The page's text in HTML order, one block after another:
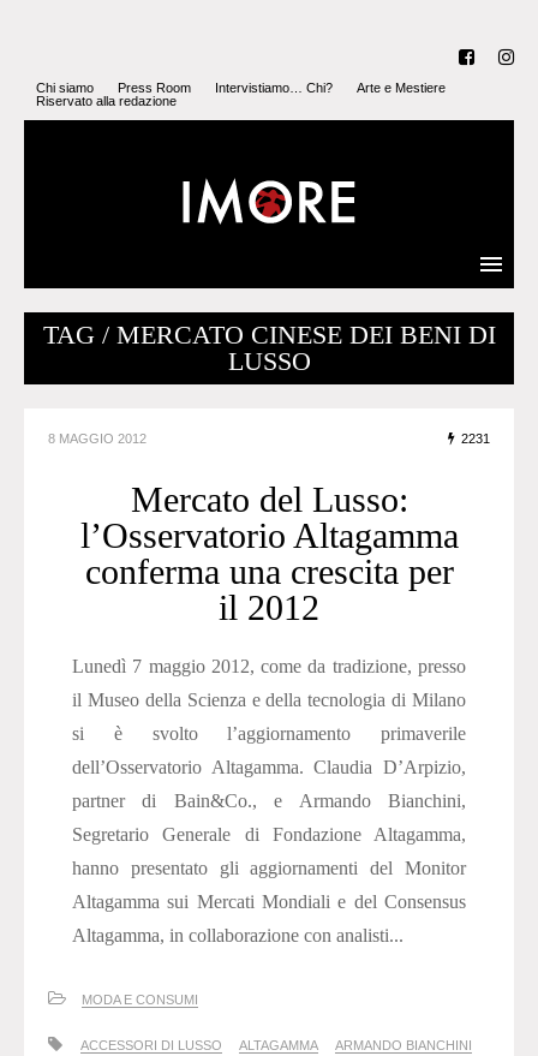
Chi siamo Press Room Intervistiamo… Chi?
Arte e Mestiere
Riservato alla redazione
TAG / MERCATO CINESE DEI BENI DI
LUSSO
8 MAGGIO 2012 2231
Mercato del Lusso:
l’Osservatorio Altagamma
conferma una crescita per
il 2012
Lunedì 7 maggio 2012, come da tradizione, presso
il Museo della Scienza e della tecnologia di Milano
si è svolto l’aggiornamento primaverile
dell’Osservatorio Altagamma. Claudia D’Arpizio,
partner di Bain&Co., e Armando Bianchini,
Segretario Generale di Fondazione Altagamma,
hanno presentato gli aggiornamenti del Monitor
Altagamma sui Mercati Mondiali e del Consensus
Altagamma, in collaborazione con analisti...
MODA E CONSUMI
ACCESSORI DI LUSSO ALTAGAMMA
ARMANDO BIANCHINI